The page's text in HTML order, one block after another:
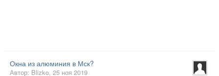
Окна из алюминия в Мск?
Автор: Blizko, 25 ноя 2019